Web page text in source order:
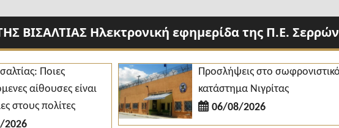
ΒΙΣΑΛΤΙΑΣ Ηλεκτρονική εφημερίδα της Π.Ε. Σερρών
Ποιες
αίθουσες είναι
πολίτες
Προσλήψεις στο σωφρονιστικό
κατάστημα Νιγρίτας
06/08/2026